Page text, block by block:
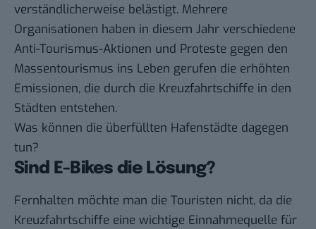
verständlicherweise belästigt. Mehrere
Organisationen haben in diesem Jahr verschiedene
Anti-Tourismus-Aktionen und Proteste gegen den
Massentourismus ins Leben gerufen die erhöhten
Emissionen, die durch die Kreuzfahrtschiffe in den
Städten entstehen.
Was können die überfüllten Hafenstädte dagegen
tun?
Sind E-Bikes die Lösung?
Fernhalten möchte man die Touristen nicht, da die
Kreuzfahrtschiffe eine wichtige Einnahmequelle für